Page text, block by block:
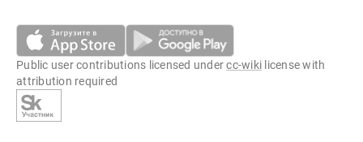
Public user contributions licensed undercc-wiki license with
attribution required